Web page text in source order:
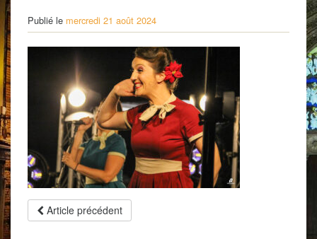
Publié le mercredi 21 août 2024
Article précédent